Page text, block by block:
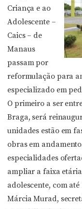
Criança e ao
Adolescente –
Caics – de
Manaus
passam por
reformulação para
especializado em
O primeiro a ser
Braga, será
unidades estão em
obras em
especialidades
ampliar a faixa
adolescente, com
Márcia Murad,